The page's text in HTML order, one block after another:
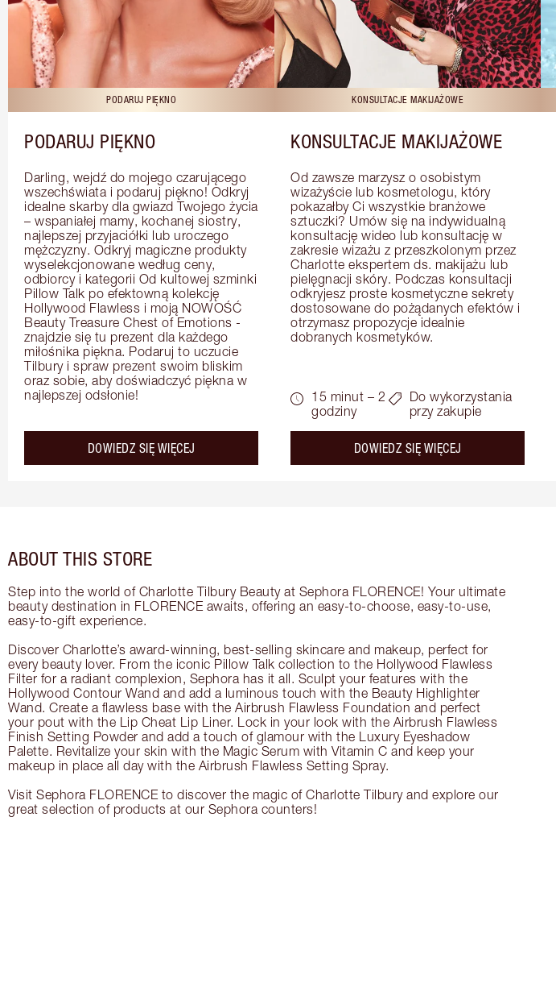
PODARUJ PIĘKNO
PODARUJ PIĘKNO
Darling, wejdź do mojego czarującego
wszechświata i podaruj piękno! Odkryj
idealne skarby dla gwiazd Twojego życia
– wspaniałej mamy, kochanej siostry,
najlepszej przyjaciółki lub uroczego
mężczyzny. Odkryj magiczne produkty
wyselekcjonowane według ceny,
odbiorcy i kategorii Od kultowej szminki
Pillow Talk po efektowną kolekcję
Hollywood Flawless i moją NOWOŚĆ
Beauty Treasure Chest of Emotions -
znajdzie się tu prezent dla każdego
miłośnika piękna. Podaruj to uczucie
Tilbury i spraw prezent swoim bliskim
oraz sobie, aby doświadczyć piękna w
najlepszej odsłonie!
DOWIEDZ SIĘ WIĘCEJ
KONSULTACJE MAKIJAŻOWE
KONSULTACJE MAKIJAŻOWE
Od zawsze marzysz o osobistym
wizażyście lub kosmetologu, który
pokazałby Ci wszystkie branżowe
sztuczki? Umów się na indywidualną
konsultację wideo lub konsultację w
zakresie wizażu z przeszkolonym przez
Charlotte ekspertem ds. makijażu lub
pielęgnacji skóry. Podczas konsultacji
odkryjesz proste kosmetyczne sekrety
dostosowane do pożądanych efektów i
otrzymasz propozycje idealnie
dobranych kosmetyków.
15 minut – 2
godziny
Do wykorzystania
przy zakupie
DOWIEDZ SIĘ WIĘCEJ
ABOUT THIS STORE
Step into the world of Charlotte Tilbury Beauty at Sephora FLORENCE! Your ultimate
beauty destination in FLORENCE awaits, offering an easy-to-choose, easy-to-use,
easy-to-gift experience.
Discover Charlotte’s award-winning, best-selling skincare and makeup, perfect for
every beauty lover. From the iconic Pillow Talk collection to the Hollywood Flawless
Filter for a radiant complexion, Sephora has it all. Sculpt your features with the
Hollywood Contour Wand and add a luminous touch with the Beauty Highlighter
Wand. Create a flawless base with the Airbrush Flawless Foundation and perfect
your pout with the Lip Cheat Lip Liner. Lock in your look with the Airbrush Flawless
Finish Setting Powder and add a touch of glamour with the Luxury Eyeshadow
Palette. Revitalize your skin with the Magic Serum with Vitamin C and keep your
makeup in place all day with the Airbrush Flawless Setting Spray.
Visit Sephora FLORENCE to discover the magic of Charlotte Tilbury and explore our
great selection of products at our Sephora counters!